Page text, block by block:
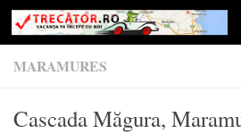
Skip to content
MARAMURES
Cascada Măgura,